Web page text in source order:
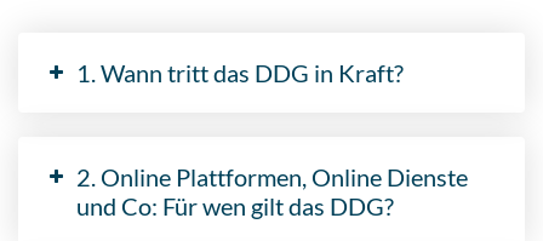
1. Wann tritt das DDG in Kraft?
2. Online Plattformen, Online Dienste
und Co: Für wen gilt das DDG?